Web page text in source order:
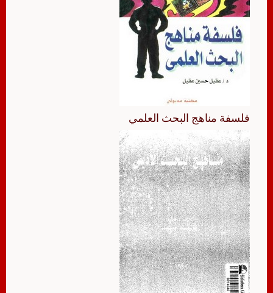
فلسفة مناهج البحث العلمي